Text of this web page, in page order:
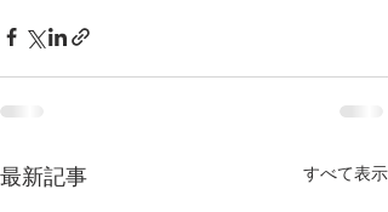
最新記事 すべて表示